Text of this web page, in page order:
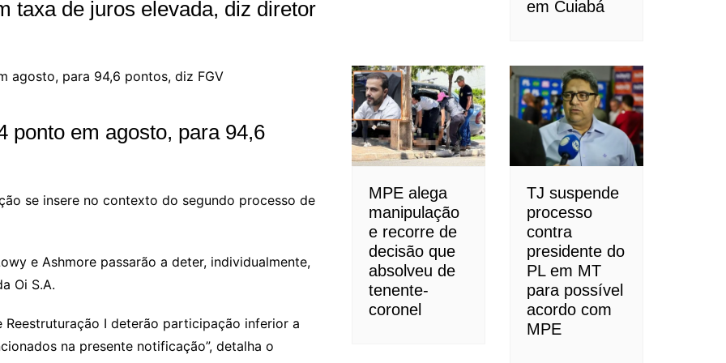
taxa de juros elevada, diz diretor
ponto em agosto, para 94,6
se insere no contexto do segundo processo de
e Ashmore passarão a deter, individualmente,
Oi S.A.
I deterão participação inferior a
na presente notificação”, detalha o
em Cuiabá
MPE alega
manipulação
e recorre de
decisão que
absolveu de
tenente-
coronel
TJ suspende
processo
contra
presidente do
PL em MT
para possível
acordo com
MPE